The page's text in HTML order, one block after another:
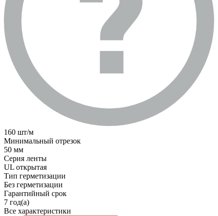
160 шт/м
Минимальный отрезок
50 мм
Серия ленты
UL открытая
Тип герметизации
Без герметизации
Гарантийный срок
7 год(а)
Все характеристики